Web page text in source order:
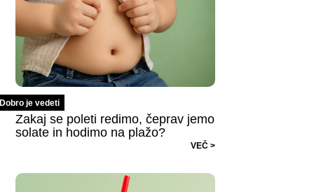
Dobro je vedeti
Zakaj se poleti redimo, čeprav jemo
solate in hodimo na plažo?
VEČ >